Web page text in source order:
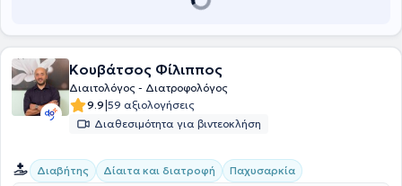
ομιλίες συλλόγων και αρθρογραφεί σε μια σειρά από επιστημονικά
Κουβάτσος Φίλιππος
Διαιτολόγος - Διατροφολόγος
9.9|59 αξιολογήσεις
Διαθεσιμότητα για βιντεοκλήση
Διαβήτης Δίαιτα και διατροφή Παχυσαρκία